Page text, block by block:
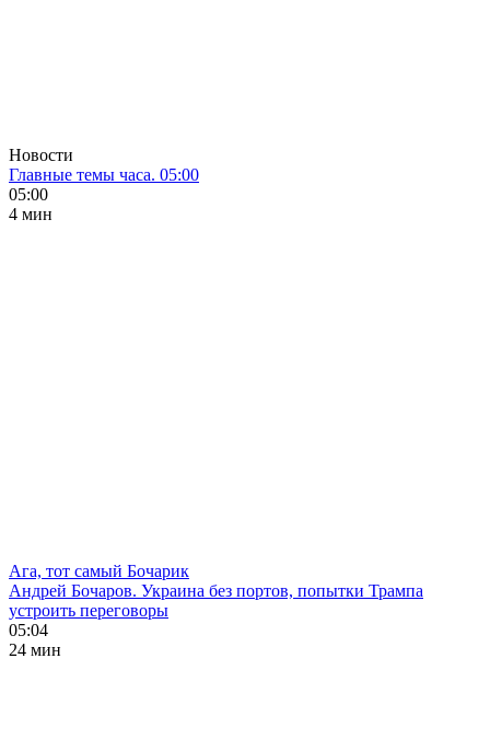
Новости
Главные темы часа. 05:00
05:00
4 мин
Ага, тот самый Бочарик
Андрей Бочаров. Украина без портов, попытки Трампа
устроить переговоры
05:04
24 мин